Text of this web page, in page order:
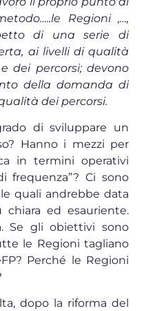
Regioni ,…,
di una serie di
ai livelli di qualità
dei percorsi; devono
della domanda di
dei percorsi.
di sviluppare un
Hanno i mezzi per
in termini operativi
frequenza”? Ci sono
quali andrebbe data
ed esauriente.
Se gli obiettivi sono
le Regioni tagliano
Perché le Regioni
dopo la riforma del